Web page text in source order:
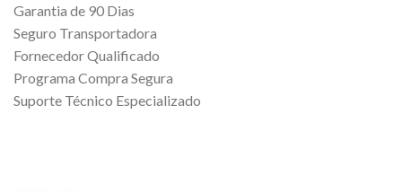
Garantia de 90 Dias
Seguro Transportadora
Fornecedor Qualificado
Programa Compra Segura
Suporte Técnico Especializado